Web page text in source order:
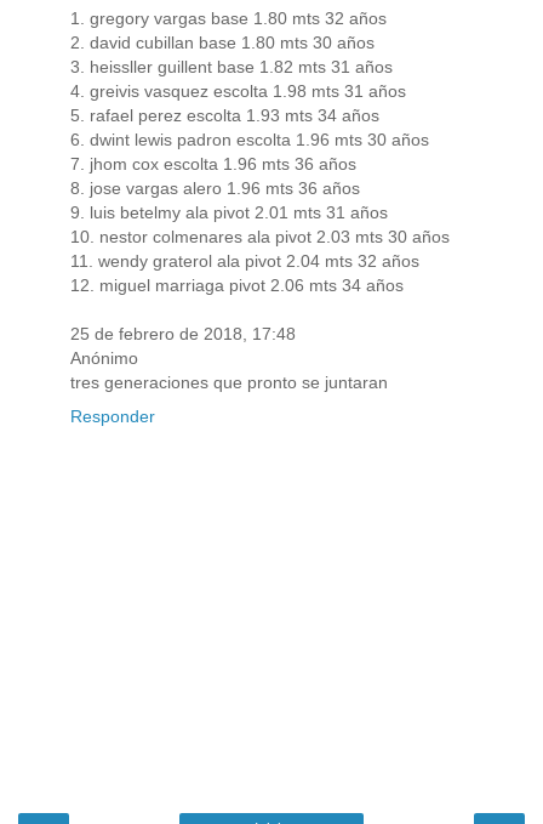
1. gregory vargas base 1.80 mts 32 años
2. david cubillan base 1.80 mts 30 años
3. heissller guillent base 1.82 mts 31 años
4. greivis vasquez escolta 1.98 mts 31 años
5. rafael perez escolta 1.93 mts 34 años
6. dwint lewis padron escolta 1.96 mts 30 años
7. jhom cox escolta 1.96 mts 36 años
8. jose vargas alero 1.96 mts 36 años
9. luis betelmy ala pivot 2.01 mts 31 años
10. nestor colmenares ala pivot 2.03 mts 30 años
11. wendy graterol ala pivot 2.04 mts 32 años
12. miguel marriaga pivot 2.06 mts 34 años
25 de febrero de 2018, 17:48
Anónimo
tres generaciones que pronto se juntaran
Responder